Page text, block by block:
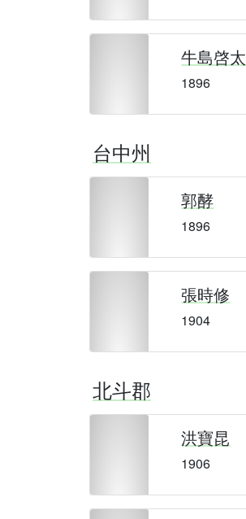
牛島啓太
1896
台中州
郭酵
1896
張時修
1904
北斗郡
洪寶昆
1906